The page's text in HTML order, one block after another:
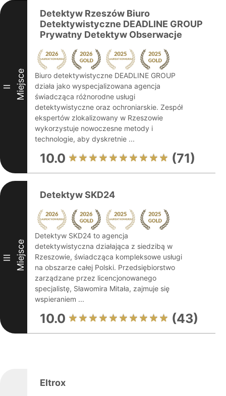
II Miejsce
Detektyw Rzeszów Biuro
Detektywistyczne DEADLINE GROUP
Prywatny Detektyw Obserwacje
Biuro detektywistyczne DEADLINE GROUP
działa jako wyspecjalizowana agencja
świadcząca różnorodne usługi
detektywistyczne oraz ochroniarskie. Zespół
ekspertów zlokalizowany w Rzeszowie
wykorzystuje nowoczesne metody i
technologie, aby dyskretnie ...
10.0 (71)
III Miejsce
Detektyw SKD24
Detektyw SKD24 to agencja
detektywistyczna działająca z siedzibą w
Rzeszowie, świadcząca kompleksowe usługi
na obszarze całej Polski. Przedsiębiorstwo
zarządzane przez licencjonowanego
specjalistę, Sławomira Mitała, zajmuje się
wspieraniem ...
10.0 (43)
Eltrox